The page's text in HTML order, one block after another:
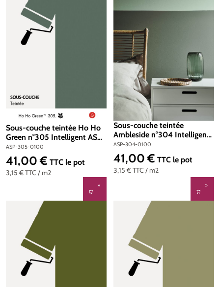
Sous-couche teintée Ho Ho
Green n°305 Intelligent ASP
(All Surface Primer) 1 litre
ASP-305-0100
3,15 €TTC / m2
Prix régulier :
41,00 € TTC le pot
Sous-couche teintée
Ambleside n°304 Intelligent
ASP (All Surface Primer) 1
litre
ASP-304-0100
3,15 €TTC / m2
Prix régulier :
41,00 € TTC le pot